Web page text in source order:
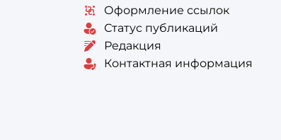
Оформление ссылок
Статус публикаций
Редакция
Контактная информация